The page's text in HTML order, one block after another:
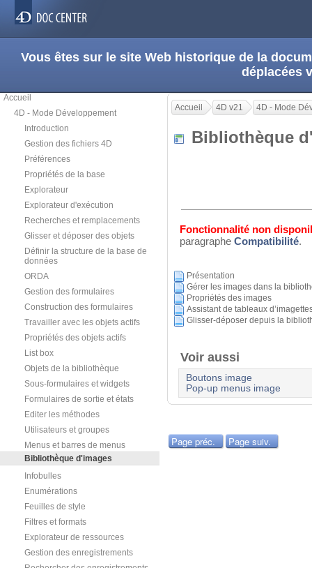
Vous êtes sur le site Web historique de la
déplacées
Accueil
4D - Mode Développement
Introduction
Gestion des fichiers 4D
Préférences
Propriétés de la base
Explorateur
Explorateur d'exécution
Recherches et remplacements
Glisser et déposer des objets
Définir la structure de la base de
données
ORDA
Gestion des formulaires
Construction des formulaires
Travailler avec les objets actifs
Propriétés des objets actifs
List box
Objets de la bibliothèque
Sous-formulaires et widgets
Formulaires de sortie et états
Editer les méthodes
Utilisateurs et groupes
Menus et barres de menus
Bibliothèque d'images
Infobulles
Enumérations
Feuilles de style
Filtres et formats
Explorateur de ressources
Gestion des enregistrements
Accueil 4D v21 4D - Mode
Bibliothèque
Fonctionnalité non
paragraphe Compatibilité.
Présentation
Gérer les images dans la
Propriétés des images
Assistant de tableaux
Glisser-déposer depuis la
Voir aussi
Boutons image
Pop-up menus image
Page préc. Page suiv.